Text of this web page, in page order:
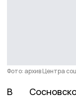
Фото: архив Центра
В